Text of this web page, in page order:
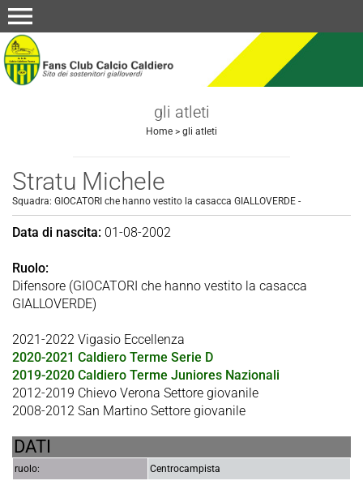
menu
gli atleti
Home > gli atleti
Stratu Michele
Squadra: GIOCATORI che hanno vestito la casacca GIALLOVERDE -
Data di nascita: 01-08-2002
Ruolo:
Difensore (GIOCATORI che hanno vestito la casacca
GIALLOVERDE)
2021-2022 Vigasio Eccellenza
2020-2021 Caldiero Terme Serie D
2019-2020 Caldiero Terme Juniores Nazionali
2012-2019 Chievo Verona Settore giovanile
2008-2012 San Martino Settore giovanile
DATI
ruolo: Centrocampista